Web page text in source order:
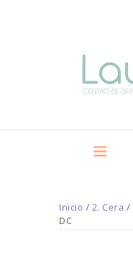
Inicio / 2. Cera /
DC